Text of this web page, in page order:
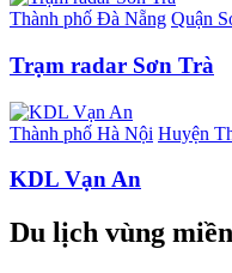
Thành phố Đà Nẵng Quận
Trạm radar Sơn Trà
Thành phố Hà Nội Huyện
KDL Vạn An
Du lịch vùng miền